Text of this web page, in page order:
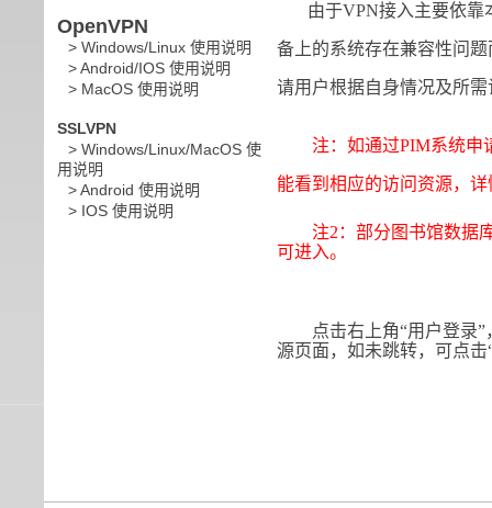
OpenVPN
> Windows/Linux 使用说明
> Android/IOS 使用说明
> MacOS 使用说明
SSLVPN
> Windows/Linux/MacOS 使
用说明
> Android 使用说明
> IOS 使用说明
由于VPN接入主要依靠
备上的系统存在兼容性问
请用户根据自身情况及所
注：如通过PIM系统申请
能看到相应的访问资源，
注2：部分图书馆数据库
可进入。
点击右上角“用户登录
源页面，如未跳转，可点击